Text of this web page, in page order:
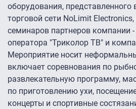
оборудования, представленного
торговой сети NoLimit
семинаров партнеров компании -
оператора "Триколор ТВ" и
Мероприятие носит
включает соревнования по
развлекательную программу,
по приготовлению ухи,
концерты и спортивные